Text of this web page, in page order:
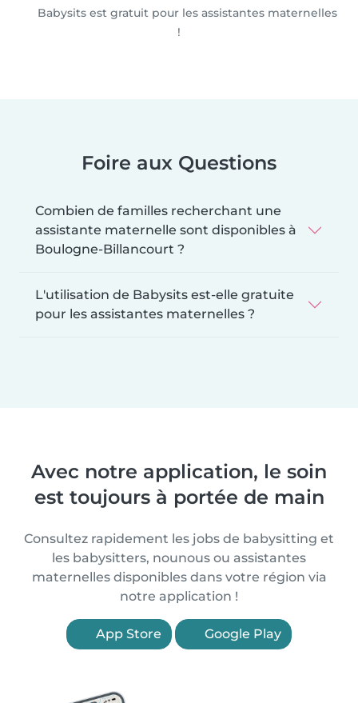
Babysits est gratuit pour les assistantes maternelles
!
Foire aux Questions
Combien de familles recherchant une
assistante maternelle sont disponibles à
Boulogne-Billancourt ?
L'utilisation de Babysits est-elle gratuite
pour les assistantes maternelles ?
Avec notre application, le soin
est toujours à portée de main
Consultez rapidement les jobs de babysitting et
les babysitters, nounous ou assistantes
maternelles disponibles dans votre région via
notre application !
App Store Google Play